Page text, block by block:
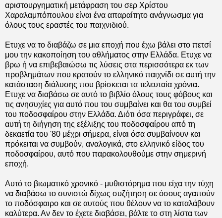
αριστουργηματική μετάφραση του σερ Χρίστου
Χαραλαμπόπουλου είναι ένα απαραίτητο ανάγνωσμα για
όλους τους εραστές του παιχνιδιού.
Ετυχε να το διαβάζω σε μια εποχή που έχω βάλει στο πετσί
μου την κακοποίηση του αθλήματος στην Ελλάδα. Ετυχε να
βρω ή να επιβεβαιώσω τις λύσεις στα περισσότερα εκ των
προβλημάτων που κρατούν το ελληνικό παιχνίδι σε αυτή την
κατάσταση διάλυσης που βρίσκεται τα τελευταία χρόνια.
Ετυχε να διαβάσω σε αυτό το βιβλίο όλους τους φόβους και
τις ανησυχίες για αυτό που του συμβαίνει και θα του συμβεί
του ποδοσφαίρου στην Ελλάδα. Διότι όσα περιγράφει, σε
αυτή τη διήγηση της εξέλιξης του ποδοσφαίρου από τη
δεκαετία του '80 μέχρι σήμερα, είναι όσα συμβαίνουν και
πρόκειται να συμβούν, αναλογικά, στο ελληνικό είδος του
ποδοσφαίρου, αυτό που παρακολουθούμε στην σημερινή
εποχή.
Αυτό το βιωματικό χρονικό - μυθιστόρημα που είχα την τύχη
να διαβάσω το συνιστώ δίχως συζήτηση σε όσους αγαπούν
το ποδόσφαιρο και σε αυτούς που θέλουν να το καταλάβουν
καλύτερα. Αν δεν το έχετε διαβάσει, βάλτε το στη λίστα των